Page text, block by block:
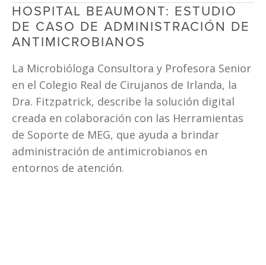
HOSPITAL BEAUMONT: ESTUDIO
DE CASO DE ADMINISTRACIÓN DE
ANTIMICROBIANOS
La Microbióloga Consultora y Profesora Senior
en el Colegio Real de Cirujanos de Irlanda, la
Dra. Fitzpatrick, describe la solución digital
creada en colaboración con las Herramientas
de Soporte de MEG, que ayuda a brindar
administración de antimicrobianos en
entornos de atención.